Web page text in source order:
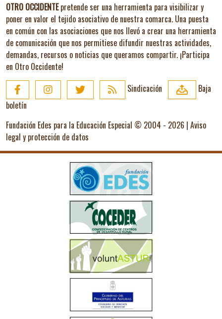
OTRO OCCIDENTEpretende ser una herramienta para visibilizar y
poner en valor el tejido asociativo de nuestra comarca. Una puesta
en común con las asociaciones que nos llevó a crear una herramienta
de comunicación que nos permitiese difundir nuestras actividades,
demandas, recursos o noticias que queramos compartir. ¡Participa
en Otro Occidente!
Sindicación
Baja
boletín
Fundación Edes para la Educación Especial © 2004 - 2026 | Aviso
legal y protección de datos